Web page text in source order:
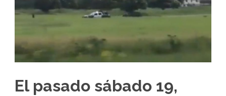
El pasado sábado 19,